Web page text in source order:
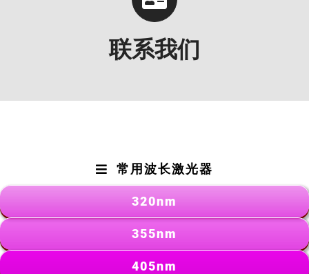
联系我们
常用波长激光器
320nm
355nm
405nm